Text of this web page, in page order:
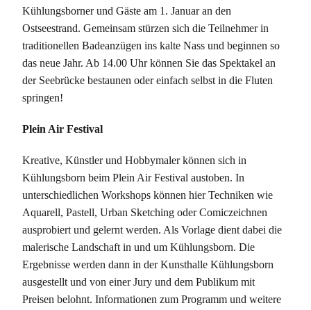
Kühlungsborner und Gäste am 1. Januar an den
Ostseestrand. Gemeinsam stürzen sich die Teilnehmer in
traditionellen Badeanzügen ins kalte Nass und beginnen so
das neue Jahr. Ab 14.00 Uhr können Sie das Spektakel an
der Seebrücke bestaunen oder einfach selbst in die Fluten
springen!
Plein Air Festival
Kreative, Künstler und Hobbymaler können sich in
Kühlungsborn beim Plein Air Festival austoben. In
unterschiedlichen Workshops können hier Techniken wie
Aquarell, Pastell, Urban Sketching oder Comiczeichnen
ausprobiert und gelernt werden. Als Vorlage dient dabei die
malerische Landschaft in und um Kühlungsborn. Die
Ergebnisse werden dann in der Kunsthalle Kühlungsborn
ausgestellt und von einer Jury und dem Publikum mit
Preisen belohnt. Informationen zum Programm und weitere